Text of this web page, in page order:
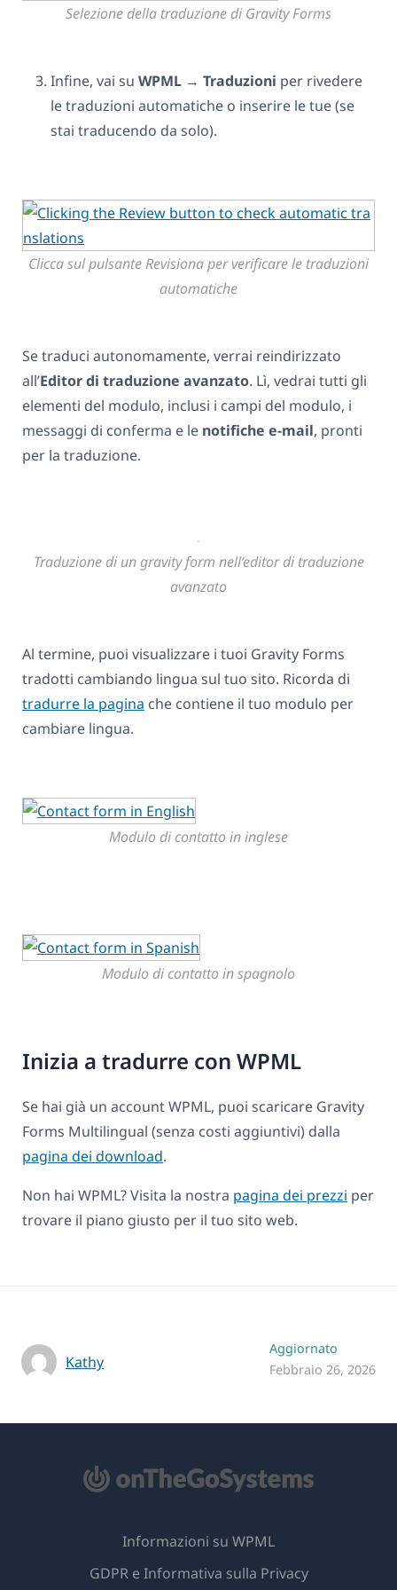
Selezione della traduzione di Gravity Forms
Infine, vai su WPML → Traduzioni per rivedere
le traduzioni automatiche o inserire le tue (se
stai traducendo da solo).
Clicca sul pulsante Revisiona per verificare le traduzioni
automatiche
Se traduci autonomamente, verrai reindirizzato
all’Editor di traduzione avanzato. Lì, vedrai tutti gli
elementi del modulo, inclusi i campi del modulo, i
messaggi di conferma e le notifiche e-mail, pronti
per la traduzione.
Traduzione di un gravity form nell’editor di traduzione
avanzato
Al termine, puoi visualizzare i tuoi Gravity Forms
tradotti cambiando lingua sul tuo sito. Ricorda di
tradurre la pagina che contiene il tuo modulo per
cambiare lingua.
Modulo di contatto in inglese
Modulo di contatto in spagnolo
Inizia a tradurre con WPML
Se hai già un account WPML, puoi scaricare Gravity
Forms Multilingual (senza costi aggiuntivi) dalla
pagina dei download.
Non hai WPML? Visita la nostra pagina dei prezzi per
trovare il piano giusto per il tuo sito web.
Kathy
Aggiornato
Febbraio 26, 2026
Informazioni su WPML
GDPR e Informativa sulla Privacy